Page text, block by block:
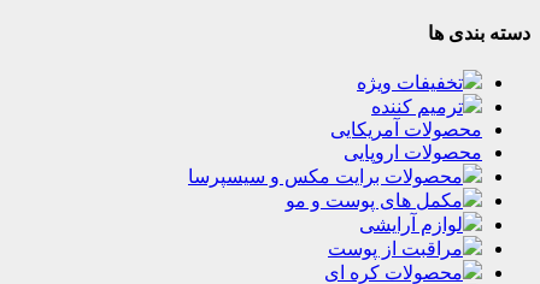
ها
ویژه
کننده
آمریکایی
اروپایی
برایت مکس و سیسپرسا
های پوست‌ و مو
آرایشی
از پوست
کره ای